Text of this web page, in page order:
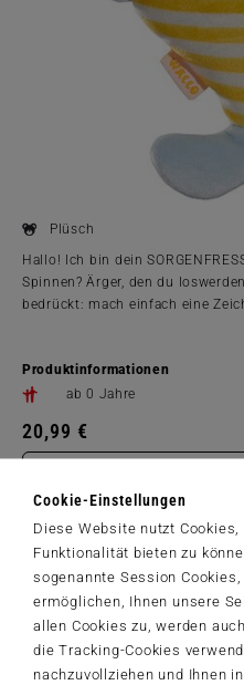
Cookie-Einstellungen
Diese Website nutzt
Funktionalität bieten zu
sogenannte Session
ermöglichen, Ihnen unsere
allen Cookies zu, werden
die Tracking-Cookies
nachzuvollziehen und Ihnen
Plüsch
Hallo! Ich bin dein
Spinnen? Ärger, den du
bedrückt: mach einfach eine
Produktinformationen
ab 0 Jahre
20,99 €
Artikelnummer: 42637
© Helle Freude GmbH & Co. KG
Der Schmidt-